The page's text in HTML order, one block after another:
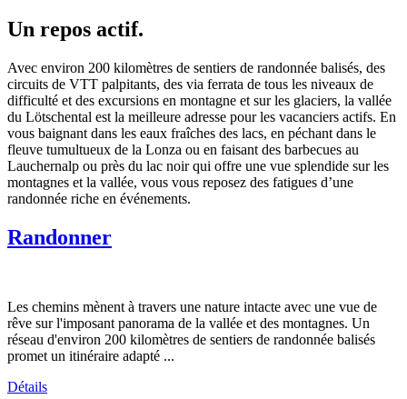
Un repos actif.
Avec environ 200 kilomètres de sentiers de randonnée balisés, des
circuits de VTT palpitants, des via ferrata de tous les niveaux de
difficulté et des excursions en montagne et sur les glaciers, la vallée
du Lötschental est la meilleure adresse pour les vacanciers actifs. En
vous baignant dans les eaux fraîches des lacs, en péchant dans le
fleuve tumultueux de la Lonza ou en faisant des barbecues au
Lauchernalp ou près du lac noir qui offre une vue splendide sur les
montagnes et la vallée, vous vous reposez des fatigues d’une
randonnée riche en événements.
Randonner
Les chemins mènent à travers une nature intacte avec une vue de
rêve sur l'imposant panorama de la vallée et des montagnes. Un
réseau d'environ 200 kilomètres de sentiers de randonnée balisés
promet un itinéraire adapté ...
Détails